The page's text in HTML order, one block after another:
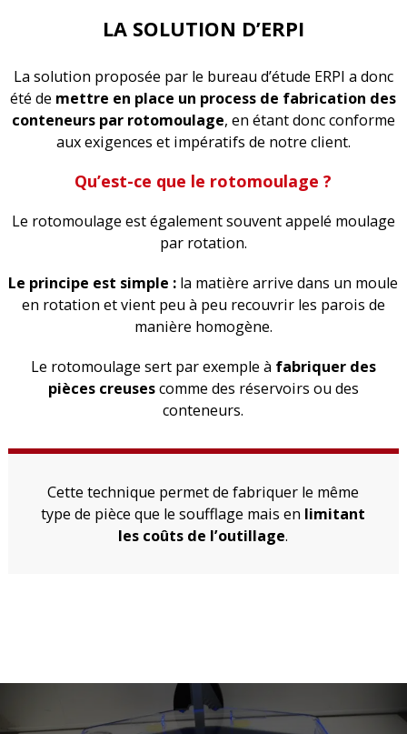
LA SOLUTION D’ERPI
La solution proposée par le bureau d’étude ERPI a donc
été de mettre en place un process de fabrication des
conteneurs par rotomoulage, en étant donc conforme
aux exigences et impératifs de notre client.
Qu’est-ce que le rotomoulage ?
Le rotomoulage est également souvent appelé moulage
par rotation.
Le principe est simple : la matière arrive dans un moule
en rotation et vient peu à peu recouvrir les parois de
manière homogène.
Le rotomoulage sert par exemple à fabriquer des
pièces creusescomme des réservoirs ou des
conteneurs.
Cette technique permet de fabriquer le même
type de pièce que le soufflage mais en limitant
les coûts de l’outillage.